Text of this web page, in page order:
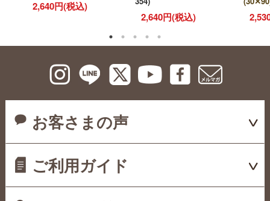
2,640円(税込)
2,640円(税込)
お客さまの声
ご利用ガイド